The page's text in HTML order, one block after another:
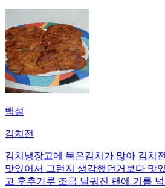
백설
김치전
김치냉장고에 묵은김치가 많아 김치
맛있어서 그런지 생각했던거보다 맛
고 후추가루 조금 달궈진 팬에 기름